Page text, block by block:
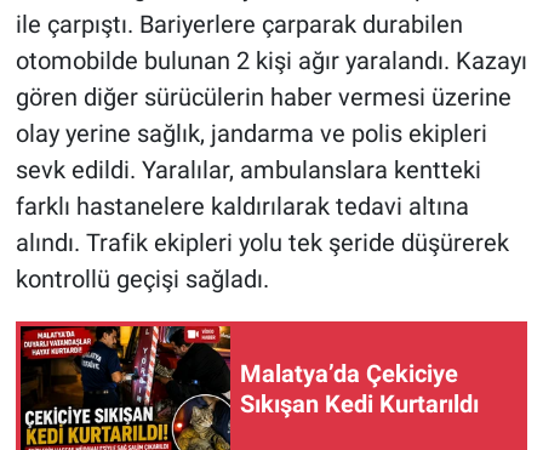
ile çarpıştı. Bariyerlere çarparak durabilen
otomobilde bulunan 2 kişi ağır yaralandı. Kazayı
gören diğer sürücülerin haber vermesi üzerine
olay yerine sağlık, jandarma ve polis ekipleri
sevk edildi. Yaralılar, ambulanslara kentteki
farklı hastanelere kaldırılarak tedavi altına
alındı. Trafik ekipleri yolu tek şeride düşürerek
kontrollü geçişi sağladı.
Malatya’da Çekiciye
Sıkışan Kedi Kurtarıldı